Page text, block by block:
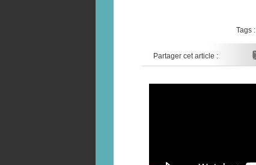
Tags :
Partager cet article :